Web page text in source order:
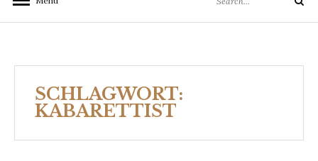
for:
Search
SCHLAGWORT:
KABARETTIST